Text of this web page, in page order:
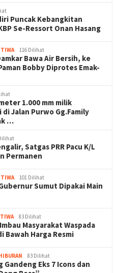
Puncak Kebangkitan
Se-Ressort Onan Hasang
116 Dilihat
Bawa Air Bersih, ke
Bobby Diprotes Emak-
1.000 mm milik
Jalan Purwo Gg.Family
…
Satgas PRR Pacu K/L
Permanen
101 Dilihat
Sumut Dipakai Main
83 Dilihat
Masyarakat Waspada
Bawah Harga Resmi
83 Dilihat
Eks 7 Icons dan